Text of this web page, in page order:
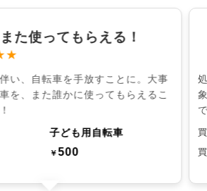
た使ってもらえる！
い、自転車を手放すことに。大事
を、また誰かに使ってもらえるこ
子ども用自転車
￥500